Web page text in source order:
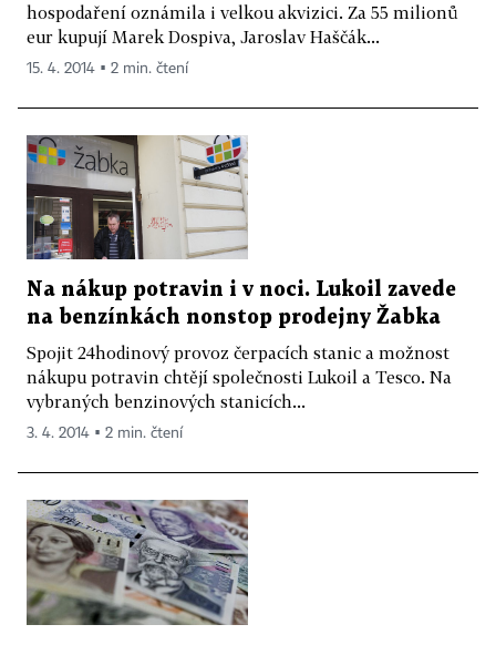
hospodaření oznámila i velkou akvizici. Za 55 milionů
eur kupují Marek Dospiva, Jaroslav Haščák...
15. 4. 2014 ▪ 2 min. čtení
Na nákup potravin i v noci. Lukoil zavede
na benzínkách nonstop prodejny Žabka
Spojit 24hodinový provoz čerpacích stanic a možnost
nákupu potravin chtějí společnosti Lukoil a Tesco. Na
vybraných benzinových stanicích...
3. 4. 2014 ▪ 2 min. čtení